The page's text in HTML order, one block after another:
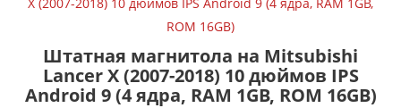
ROM 16GB)
Штатная магнитола на Mitsubishi
Lancer X (2007-2018) 10 дюймов IPS
Android 9 (4 ядра, RAM 1GB, ROM 16GB)